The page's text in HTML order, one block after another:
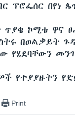
ፕሮፌሰር በየነ
ጥያቄ ኮሚቴ ዋና
በወልቃይት
የሄደባቸውን
የተያያዙትን
Print